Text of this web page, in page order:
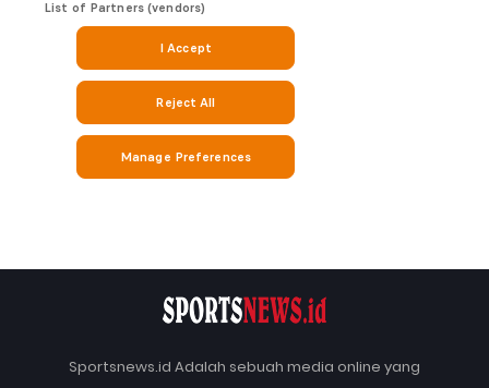
Sportsnews.id Adalah sebuah media online yang